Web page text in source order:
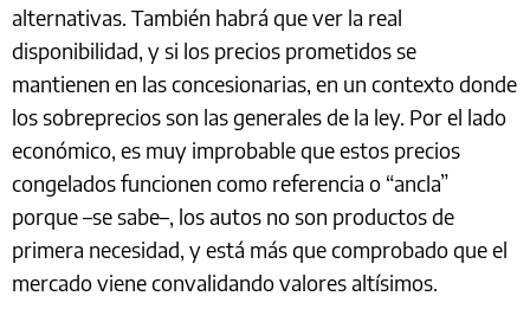
alternativas. También habrá que ver la real
disponibilidad, y si los precios prometidos se
mantienen en las concesionarias, en un contexto donde
los sobreprecios son las generales de la ley. Por el lado
económico, es muy improbable que estos precios
congelados funcionen como referencia o “ancla”
porque –se sabe–, los autos no son productos de
primera necesidad, y está más que comprobado que el
mercado viene convalidando valores altísimos.